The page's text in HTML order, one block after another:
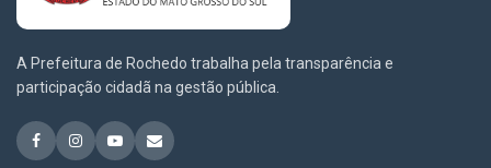
A Prefeitura de Rochedo trabalha pela transparência e
participação cidadã na gestão pública.